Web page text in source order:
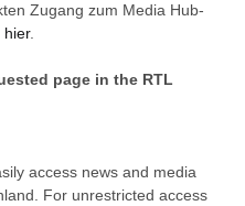
Zugang zum Media Hub-
hier.
page in the RTL
access news and media
For unrestricted access